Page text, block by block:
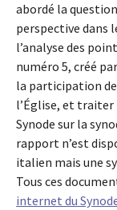
abordé la
perspective dans
l’analyse des
numéro 5, créé
la participation
l’Église, et traiter
Synode sur la
rapport n’est
italien mais une
Tous ces
internet du